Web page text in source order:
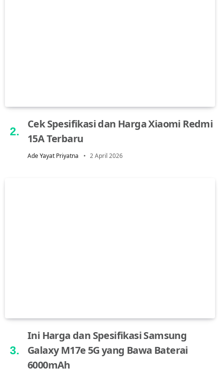
Cek Spesifikasi dan Harga Xiaomi Redmi
15A Terbaru
Ade Yayat Priyatna 2 April 2026
Ini Harga dan Spesifikasi Samsung
Galaxy M17e 5G yang Bawa Baterai
6000mAh